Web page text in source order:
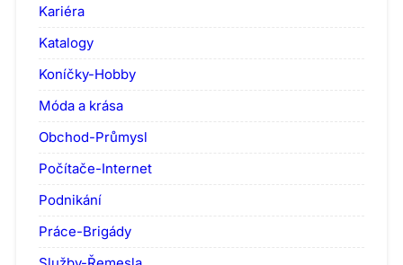
Kariéra
Katalogy
Koníčky-Hobby
Móda a krása
Obchod-Průmysl
Počítače-Internet
Podnikání
Práce-Brigády